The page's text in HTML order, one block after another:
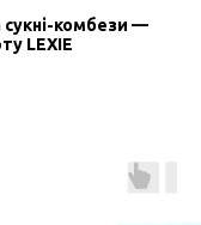
сукні-комбези —
LEXIE